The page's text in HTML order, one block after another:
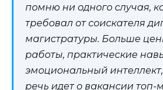
помню ни одного случая,
требовал от соискателя
магистратуры. Больше
работы, практические
эмоциональный
речь идет о вакансии топ-